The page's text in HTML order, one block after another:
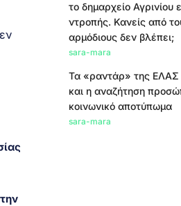
το δημαρχείο Αγρινίου
ντροπής. Κανείς από
αρμόδιους δεν βλέπει;
sara-mara
Τα «ραντάρ» της ΕΛΑΣ
και η αναζήτηση
κοινωνικό αποτύπωμα
sara-mara